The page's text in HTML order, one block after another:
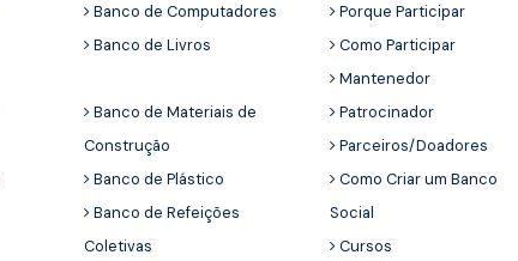
Banco de Computadores
Banco de Livros
Banco de Materiais de
Construção
Banco de Plástico
Banco de Refeições
Coletivas
Porque Participar
Como Participar
Mantenedor
Patrocinador
Parceiros/Doadores
Como Criar um Banco
Social
Cursos